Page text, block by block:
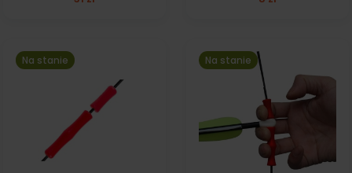
Na stanie Na stanie